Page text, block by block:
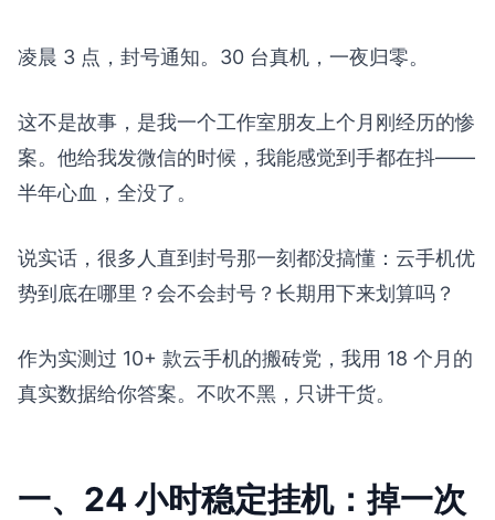
凌晨 3 点，封号通知。30 台真机，一夜归零。
这不是故事，是我一个工作室朋友上个月刚经历的惨
案。他给我发微信的时候，我能感觉到手都在抖——
半年心血，全没了。
说实话，很多人直到封号那一刻都没搞懂：云手机优
势到底在哪里？会不会封号？长期用下来划算吗？
作为实测过 10+ 款云手机的搬砖党，我用 18 个月的
真实数据给你答案。不吹不黑，只讲干货。
一、24 小时稳定挂机：掉一次